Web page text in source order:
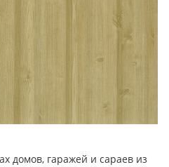
домов, гаражей и сараев из